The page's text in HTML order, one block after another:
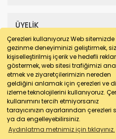
Çerezleri kullanıyoruz Web sitemizde
gezinme deneyiminizi geliştirmek,
kişiselleştirilmiş içerik ve hedefli
göstermek, web sitesi trafiğimizi
etmek ve ziyaretçilerimizin nereden
geldiğini anlamak için çerezleri ve
izleme teknolojilerini kullanıyoruz.
kullanımını tercih etmiyorsanız
tarayıcınızın ayarlarından çerezleri
ya da engelleyebilirsiniz.
Aydınlatma metnimiz için tıklayınız.
ÜYELİK
SAYFALAR
HESABIM
© e-makarna.com Tüm Hakları
sertifikası ile korunmaktadır. Pasfil